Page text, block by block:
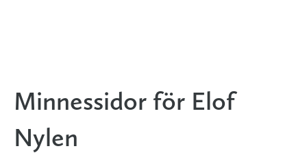
Minnessidor för Elof
Nylen